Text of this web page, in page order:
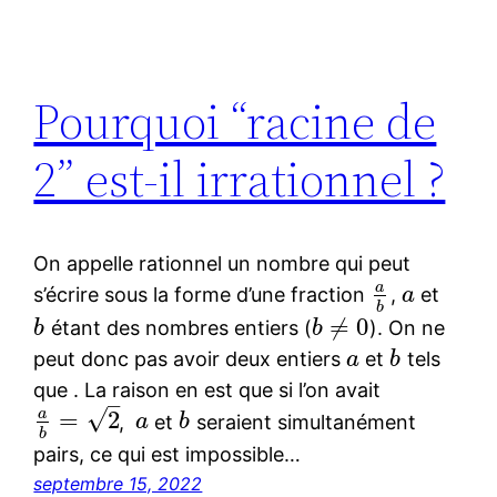
Pourquoi “racine de
2” est-il irrationnel ?
On appelle rationnel un nombre qui peut
s’écrire sous la forme d’une fraction
a
b
, aet
b étant des nombres entiers (b ≠ 0). On ne
peut donc pas avoir deux entiersa et b tels
que . La raison en est que si l’on avait
a
b
= 2
–
√ ,a et b seraient simultanément
pairs, ce qui est impossible…
septembre 15, 2022